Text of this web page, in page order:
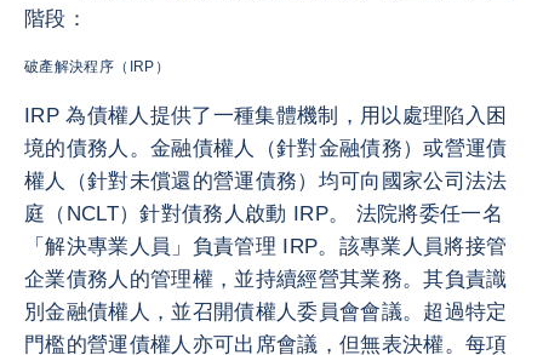
階段：
破產解決程序（IRP）
IRP 為債權人提供了一種集體機制，用以處理陷入困
境的債務人。金融債權人（針對金融債務）或營運債
權人（針對未償還的營運債務）均可向國家公司法法
庭（NCLT）針對債務人啟動 IRP。 法院將委任一名
「解決專業人員」負責管理 IRP。該專業人員將接管
企業債務人的管理權，並持續經營其業務。其負責識
別金融債權人，並召開債權人委員會會議。超過特定
門檻的營運債權人亦可出席會議，但無表決權。每項